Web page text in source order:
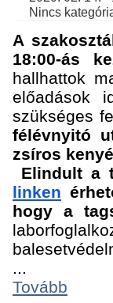
Nincs
A
18:00-ás
hallhattok
előadások
szükséges
félévnyitó
zsíros
Elindult a
linken
hogy a
Tovább